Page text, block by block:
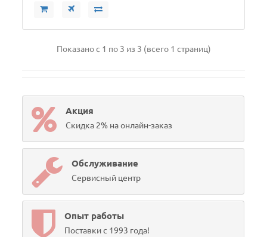
Показано с 1 по 3 из 3 (всего 1 страниц)
Акция
Скидка 2% на онлайн-заказ
Обслуживание
Сервисный центр
Опыт работы
Поставки с 1993 года!